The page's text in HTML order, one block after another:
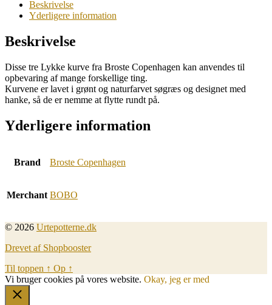
Beskrivelse
Yderligere information
Beskrivelse
Disse tre Lykke kurve fra Broste Copenhagen kan anvendes til
opbevaring af mange forskellige ting.
Kurvene er lavet i grønt og naturfarvet søgræs og designet med
hanke, så de er nemme at flytte rundt på.
Yderligere information
Brand Broste Copenhagen
Merchant BOBO
© 2026 Urtepotterne.dk
Drevet af Shopbooster
Til toppen ↑ Op ↑
Vi bruger cookies på vores website. Okay, jeg er med